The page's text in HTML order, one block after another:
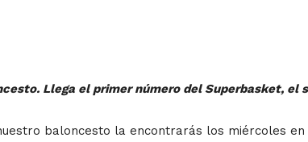
Llega el primer número del Superbasket, el
baloncesto la encontrarás los miércoles